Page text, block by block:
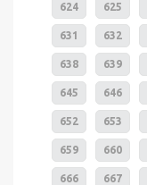
624 625
631 632
638 639
645 646
652 653
659 660
666 667